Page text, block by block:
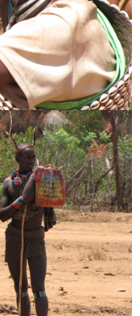
mentése a